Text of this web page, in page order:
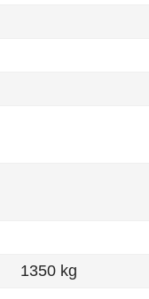
1350 kg